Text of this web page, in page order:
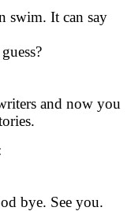
swim. It can say
and now you
bye. See you.